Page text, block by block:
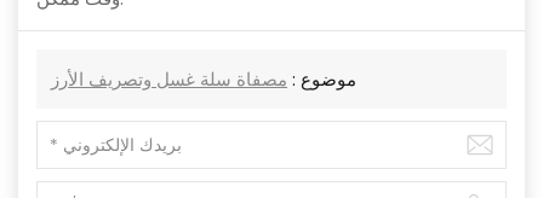
موضوع : مصفاة سلة غسل وتصريف الأرز